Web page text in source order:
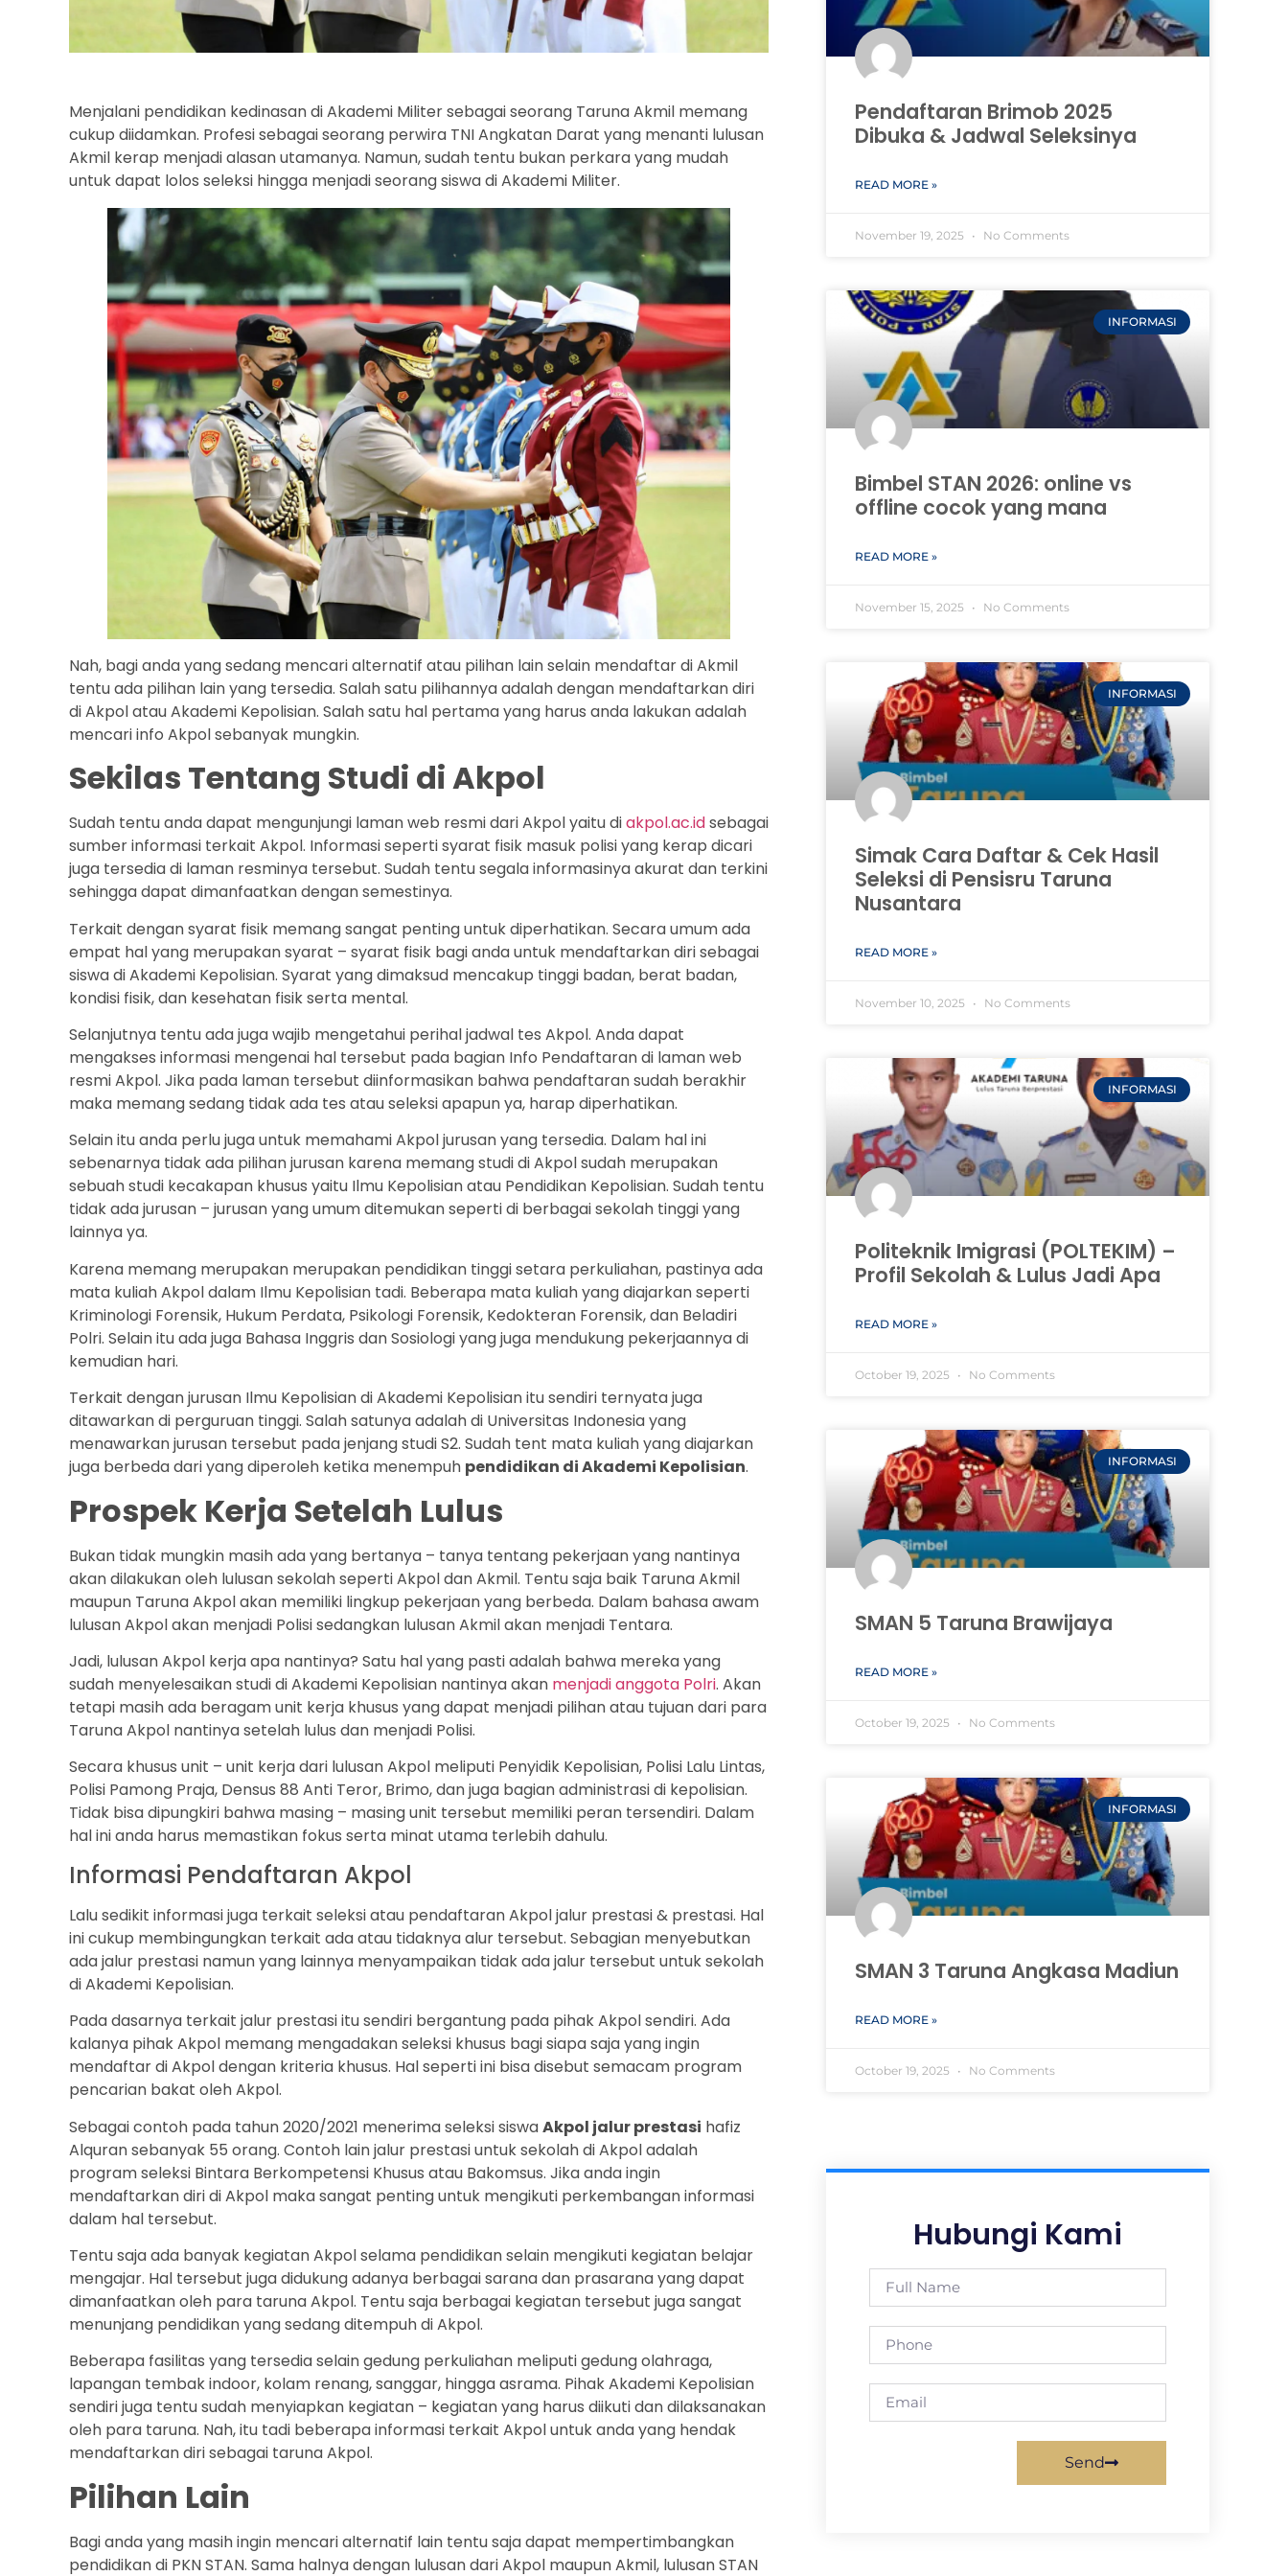
Menjalani pendidikan kedinasan di Akademi Militer sebagai seorang Taruna Akmil memang
cukup diidamkan. Profesi sebagai seorang perwira TNI Angkatan Darat yang menanti lulusan
Akmil kerap menjadi alasan utamanya. Namun, sudah tentu bukan perkara yang mudah
untuk dapat lolos seleksi hingga menjadi seorang siswa di Akademi Militer.
Nah, bagi anda yang sedang mencari alternatif atau pilihan lain selain mendaftar di Akmil
tentu ada pilihan lain yang tersedia. Salah satu pilihannya adalah dengan mendaftarkan diri
di Akpol atau Akademi Kepolisian. Salah satu hal pertama yang harus anda lakukan adalah
mencari info Akpol sebanyak mungkin.
Sekilas Tentang Studi di Akpol
Sudah tentu anda dapat mengunjungi laman web resmi dari Akpol yaitu diakpol.ac.idsebagai
sumber informasi terkait Akpol. Informasi seperti syarat fisik masuk polisi yang kerap dicari
juga tersedia di laman resminya tersebut. Sudah tentu segala informasinya akurat dan terkini
sehingga dapat dimanfaatkan dengan semestinya.
Terkait dengan syarat fisik memang sangat penting untuk diperhatikan. Secara umum ada
empat hal yang merupakan syarat – syarat fisik bagi anda untuk mendaftarkan diri sebagai
siswa di Akademi Kepolisian. Syarat yang dimaksud mencakup tinggi badan, berat badan,
kondisi fisik, dan kesehatan fisik serta mental.
Selanjutnya tentu ada juga wajib mengetahui perihal jadwal tes Akpol. Anda dapat
mengakses informasi mengenai hal tersebut pada bagian Info Pendaftaran di laman web
resmi Akpol. Jika pada laman tersebut diinformasikan bahwa pendaftaran sudah berakhir
maka memang sedang tidak ada tes atau seleksi apapun ya, harap diperhatikan.
Selain itu anda perlu juga untuk memahami Akpol jurusan yang tersedia. Dalam hal ini
sebenarnya tidak ada pilihan jurusan karena memang studi di Akpol sudah merupakan
sebuah studi kecakapan khusus yaitu Ilmu Kepolisian atau Pendidikan Kepolisian. Sudah tentu
tidak ada jurusan – jurusan yang umum ditemukan seperti di berbagai sekolah tinggi yang
lainnya ya.
Karena memang merupakan merupakan pendidikan tinggi setara perkuliahan, pastinya ada
mata kuliah Akpol dalam Ilmu Kepolisian tadi. Beberapa mata kuliah yang diajarkan seperti
Kriminologi Forensik, Hukum Perdata, Psikologi Forensik, Kedokteran Forensik, dan Beladiri
Polri. Selain itu ada juga Bahasa Inggris dan Sosiologi yang juga mendukung pekerjaannya di
kemudian hari.
Terkait dengan jurusan Ilmu Kepolisian di Akademi Kepolisian itu sendiri ternyata juga
ditawarkan di perguruan tinggi. Salah satunya adalah di Universitas Indonesia yang
menawarkan jurusan tersebut pada jenjang studi S2. Sudah tent mata kuliah yang diajarkan
juga berbeda dari yang diperoleh ketika menempuh pendidikan di Akademi Kepolisian.
Prospek Kerja Setelah Lulus
Bukan tidak mungkin masih ada yang bertanya – tanya tentang pekerjaan yang nantinya
akan dilakukan oleh lulusan sekolah seperti Akpol dan Akmil. Tentu saja baik Taruna Akmil
maupun Taruna Akpol akan memiliki lingkup pekerjaan yang berbeda. Dalam bahasa awam
lulusan Akpol akan menjadi Polisi sedangkan lulusan Akmil akan menjadi Tentara.
Jadi, lulusan Akpol kerja apa nantinya? Satu hal yang pasti adalah bahwa mereka yang
sudah menyelesaikan studi di Akademi Kepolisian nantinya akan menjadi anggota Polri. Akan
tetapi masih ada beragam unit kerja khusus yang dapat menjadi pilihan atau tujuan dari para
Taruna Akpol nantinya setelah lulus dan menjadi Polisi.
Secara khusus unit – unit kerja dari lulusan Akpol meliputi Penyidik Kepolisian, Polisi Lalu Lintas,
Polisi Pamong Praja, Densus 88 Anti Teror, Brimo, dan juga bagian administrasi di kepolisian.
Tidak bisa dipungkiri bahwa masing – masing unit tersebut memiliki peran tersendiri. Dalam
hal ini anda harus memastikan fokus serta minat utama terlebih dahulu.
Informasi Pendaftaran Akpol
Lalu sedikit informasi juga terkait seleksi atau pendaftaran Akpol jalur prestasi & prestasi. Hal
ini cukup membingungkan terkait ada atau tidaknya alur tersebut. Sebagian menyebutkan
ada jalur prestasi namun yang lainnya menyampaikan tidak ada jalur tersebut untuk sekolah
di Akademi Kepolisian.
Pada dasarnya terkait jalur prestasi itu sendiri bergantung pada pihak Akpol sendiri. Ada
kalanya pihak Akpol memang mengadakan seleksi khusus bagi siapa saja yang ingin
mendaftar di Akpol dengan kriteria khusus. Hal seperti ini bisa disebut semacam program
pencarian bakat oleh Akpol.
Sebagai contoh pada tahun 2020/2021 menerima seleksi siswaAkpol jalur prestasi hafiz
Alquran sebanyak 55 orang. Contoh lain jalur prestasi untuk sekolah di Akpol adalah
program seleksi Bintara Berkompetensi Khusus atau Bakomsus. Jika anda ingin
mendaftarkan diri di Akpol maka sangat penting untuk mengikuti perkembangan informasi
dalam hal tersebut.
Tentu saja ada banyak kegiatan Akpol selama pendidikan selain mengikuti kegiatan belajar
mengajar. Hal tersebut juga didukung adanya berbagai sarana dan prasarana yang dapat
dimanfaatkan oleh para taruna Akpol. Tentu saja berbagai kegiatan tersebut juga sangat
menunjang pendidikan yang sedang ditempuh di Akpol.
Beberapa fasilitas yang tersedia selain gedung perkuliahan meliputi gedung olahraga,
lapangan tembak indoor, kolam renang, sanggar, hingga asrama. Pihak Akademi Kepolisian
sendiri juga tentu sudah menyiapkan kegiatan – kegiatan yang harus diikuti dan dilaksanakan
oleh para taruna. Nah, itu tadi beberapa informasi terkait Akpol untuk anda yang hendak
mendaftarkan diri sebagai taruna Akpol.
Pilihan Lain
Bagi anda yang masih ingin mencari alternatif lain tentu saja dapat mempertimbangkan
pendidikan di PKN STAN. Sama halnya dengan lulusan dari Akpol maupun Akmil, lulusan STAN
Pendaftaran Brimob 2025
Dibuka & Jadwal Seleksinya
READ MORE »
November 19, 2025 No Comments
INFORMASI
Bimbel STAN 2026: online vs
offline cocok yang mana
READ MORE »
November 15, 2025 No Comments
INFORMASI
Simak Cara Daftar & Cek Hasil
Seleksi di Pensisru Taruna
Nusantara
READ MORE »
November 10, 2025 No Comments
INFORMASI
Politeknik Imigrasi (POLTEKIM) –
Profil Sekolah & Lulus Jadi Apa
READ MORE »
October 19, 2025 No Comments
INFORMASI
SMAN 5 Taruna Brawijaya
READ MORE »
October 19, 2025 No Comments
INFORMASI
SMAN 3 Taruna Angkasa Madiun
READ MORE »
October 19, 2025 No Comments
Hubungi Kami
Send